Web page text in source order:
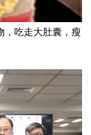
，吃走大肚囊，瘦